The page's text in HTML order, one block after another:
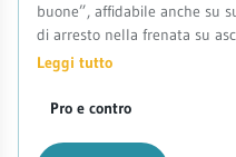
buone”, affidabile anche su
di arresto nella frenata su
al limite
Leggi tutto
Pro e contro